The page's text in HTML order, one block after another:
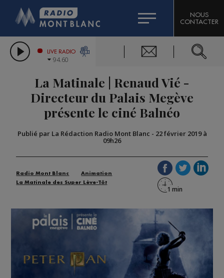
LES CHRONIQUES DE L'EXPERT
CITIZEN MACHINERY
GRAND MASSIF DOMAINES SKIABLES
BIGARD
COMPAGNIE DU MONT-BLANC
NOUS
CONTACTER
LIVE RADIO
94.60
La Matinale | Renaud Vié -
Directeur du Palais Megève
présente le ciné Balnéo
Publié par La Rédaction Radio Mont Blanc - 22 février 2019 à
09h26
Radio Mont Blanc
Animation
La Matinale des Super Lève-Tôt